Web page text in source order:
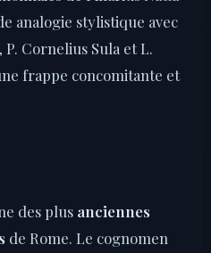
analogie stylistique avec
Cornelius Sula et L.
frappe concomitante et
des plus anciennes
de Rome. Le cognomen